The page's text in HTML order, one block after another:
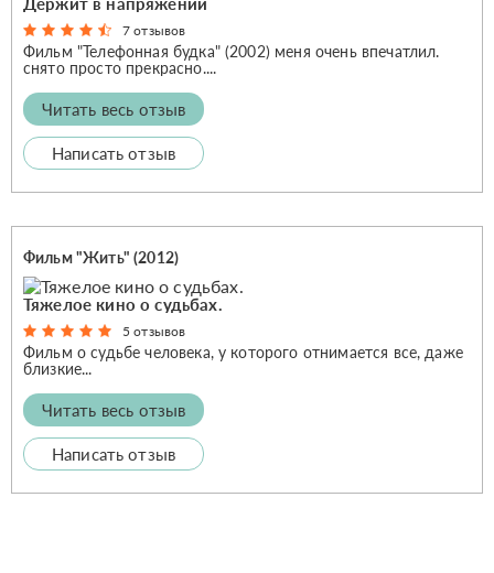
7 отзывов
Фильм "Телефонная будка" (2002) меня очень впечатлил.
снято просто прекрасно....
Читать весь отзыв
Написать отзыв
Фильм "Жить" (2012)
Тяжелое кино о судьбах.
5 отзывов
Фильм о судьбе человека, у которого отнимается все, даже
близкие...
Читать весь отзыв
Написать отзыв